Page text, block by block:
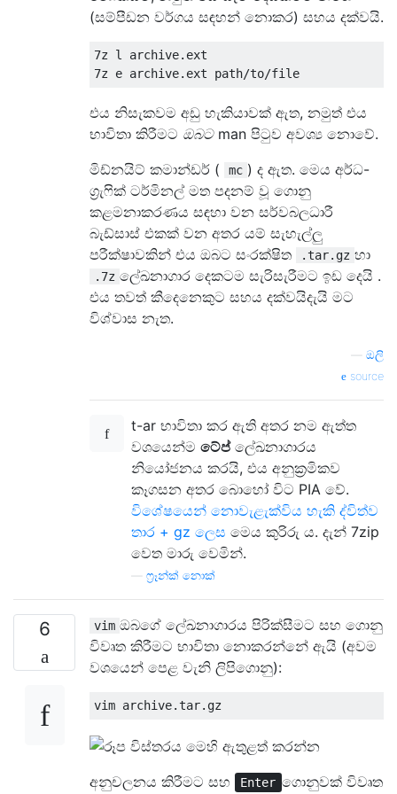
Archive contains:
  dir1/subdir1/
  dir1/subdir1/file
  dir2/
(සම්පීඩන වර්ගය සඳහන් නොකර) සහය දක්වයි.
7z l archive.ext
එය නිසැකවම අඩු හැකියාවක් ඇත, නමුත් එය
භාවිතා කිරීමට ඔබටman පිටුව අවශ්‍ය නොවේ.
මිඩ්නයිට් කමාන්ඩර් (
mc ) ද ඇත. මෙය අර්ධ-
ග්‍රැෆික් ටර්මිනල් මත පදනම් වූ ගොනු
කළමනාකරණය සඳහා වන සර්වබලධාරී
බැඩ්සාස් එකක් වන අතර යම් සැහැල්ලු
පරීක්ෂාවකින් එය ඔබට සංරක්ෂිත
.tar.gz හා
.7z ලේඛනාගාර දෙකටම සැරිසැරීමට ඉඩ දෙයි .
එය තවත් කීදෙනෙකුට සහය දක්වයිදැයි මට
විශ්වාස නැත.
ඔලි
source
t-ar භාවිතා කර ඇති අතර නම ඇත්ත
වශයෙන්ම ටේප්ලේඛනාගාරය
නියෝජනය කරයි, එය අනුක්‍රමිකව
කෑගසන අතර බොහෝ විට PIA වේ.
විශේෂයෙන් නොවැළැක්විය හැකි ද්විත්ව
තාර + gz ලෙස මෙය කුරිරු ය. දැන් 7zip
වෙත මාරු වෙමින්.
ෆ්‍රෑන්ක් නොක්
6 vim ඔබගේ ලේඛනාගාරය පිරික්සීමට සහ ගොනු
විවෘත කිරීමට භාවිතා නොකරන්නේ ඇයි (අවම
වශයෙන් පෙළ වැනි ලිපිගොනු):
අනුචලනය කිරීමට සහ Enter ගොනුවක් විවෘත